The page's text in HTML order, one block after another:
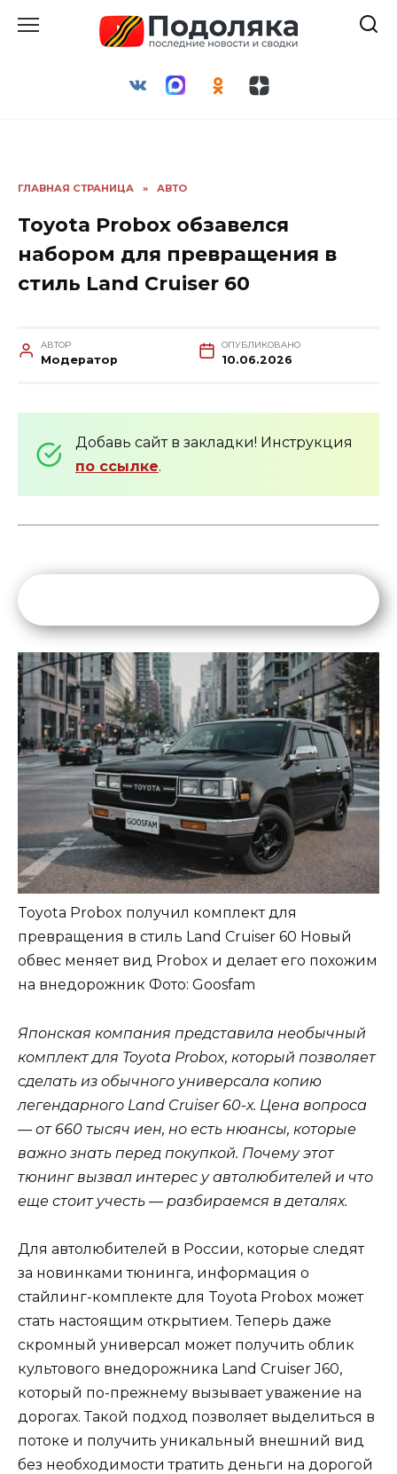
ГЛАВНАЯ СТРАНИЦА » АВТО
Toyota Probox обзавелся
набором для превращения в
стиль Land Cruiser 60
АВТОР
Модератор
ОПУБЛИКОВАНО
10.06.2026
Добавь сайт в закладки! Инструкция
по ссылке.
Toyota Probox получил комплект для
превращения в стиль Land Cruiser 60 Новый
обвес меняет вид Probox и делает его похожим
на внедорожник Фото: Goosfam
Японская компания представила необычный
комплект для Toyota Probox, который позволяет
сделать из обычного универсала копию
легендарного Land Cruiser 60-х. Цена вопроса
— от 660 тысяч иен, но есть нюансы, которые
важно знать перед покупкой. Почему этот
тюнинг вызвал интерес у автолюбителей и что
еще стоит учесть — разбираемся в деталях.
Для автолюбителей в России, которые следят
за новинками тюнинга, информация о
стайлинг-комплекте для Toyota Probox может
стать настоящим открытием. Теперь даже
скромный универсал может получить облик
культового внедорожника Land Cruiser J60,
который по-прежнему вызывает уважение на
дорогах. Такой подход позволяет выделиться в
потоке и получить уникальный внешний вид
без необходимости тратить деньги на дорогой